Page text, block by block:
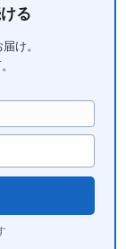
る
け。